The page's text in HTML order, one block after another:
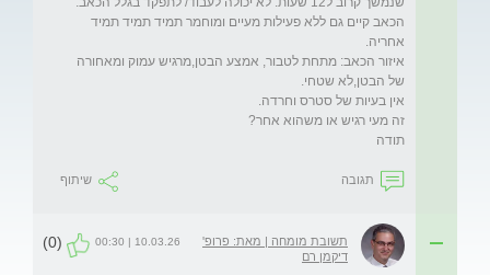
הכאב קיים גם ללא פעילות מעיים ומוחמר תמיד תמיד תמיד
איזור הכאב: מתחת לטבור, אמצע הבטן,מרגיש עמוק ומאחורה
תודה
תגובה שיתוף
תשובת מומחה | מאת: פרופ'
דיקמן רם
10.03.26 | 00:30
(0)